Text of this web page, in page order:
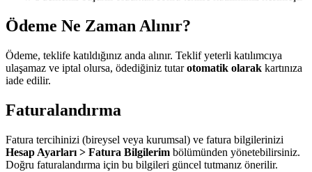
Ödeme Ne Zaman Alınır?
Ödeme, teklife katıldığınız anda alınır. Teklif yeterli katılımcıya
ulaşamaz ve iptal olursa, ödediğiniz tutarotomatik olarak kartınıza
iade edilir.
Faturalandırma
Fatura tercihinizi (bireysel veya kurumsal) ve fatura bilgilerinizi
Hesap Ayarları > Fatura Bilgilerim bölümünden yönetebilirsiniz.
Doğru faturalandırma için bu bilgileri güncel tutmanız önerilir.